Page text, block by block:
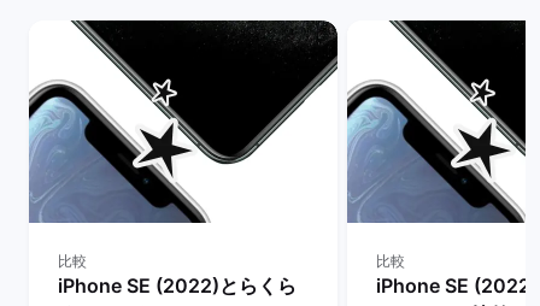
比較
iPhone SE (2022)とらくら
比較
iPhone SE